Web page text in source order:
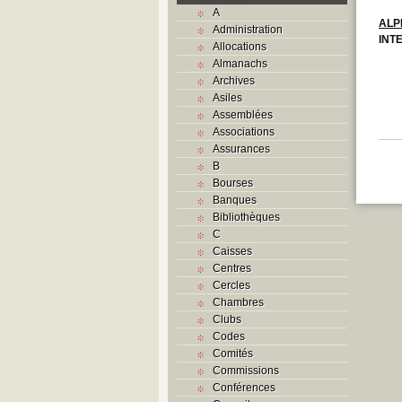
A
Administration
Allocations
Almanachs
Archives
Asiles
Assemblées
Associations
Assurances
B
Bourses
Banques
Bibliothèques
C
Caisses
Centres
Cercles
Chambres
Clubs
Codes
Comités
Commissions
Conférences